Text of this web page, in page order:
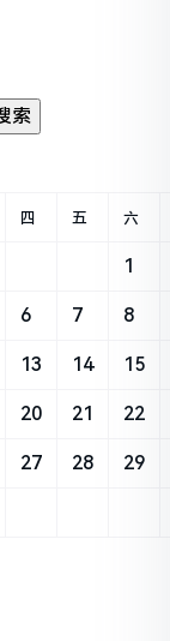
四 五 六
1
6 7 8
13 14 15
20 21 22
27 28 29